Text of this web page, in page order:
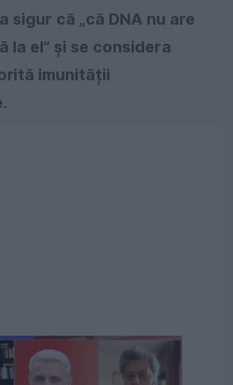
sigur că „că DNA nu are
la el” și se considera
imunității